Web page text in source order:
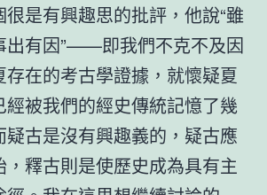
是有興趣思的批評，他說“雖
出有因”——即我們不克不及因
在的考古學證據，就懷疑夏
經被我們的經史傳統記憶了幾
疑古是沒有興趣義的，疑古應
釋古則是使歷史成為具有主